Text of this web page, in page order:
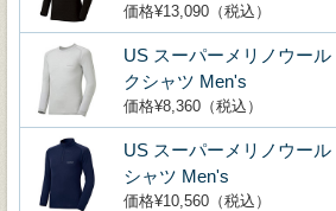
価格¥13,090（税込）
US スーパーメリノウール
クシャツ Men's
価格¥8,360（税込）
US スーパーメリノウール
シャツ Men's
価格¥10,560（税込）